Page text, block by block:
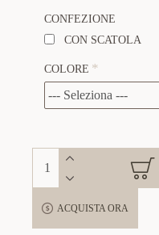
CONFEZIONE
CON SCATOLA
COLORE
ACQUISTA ORA